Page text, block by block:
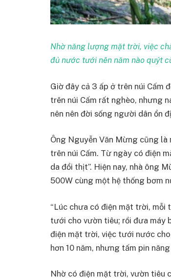
Nhờ năng lượng mặt trời, việc
đủ nước tưới nên năm nào quýt
Giờ đây cả 3 ấp ở trên núi Cấm
trên núi Cấm rất nghèo, nhưng
nên nên đời sống người dân ổn
Ông Nguyễn Văn Mừng cũng
trên núi Cấm. Từ ngày có điện
da đổi thịt”. Hiện nay, nhà ông
500W cùng một hệ thống bơm
“Lúc chưa có điện mặt trời,
tưới cho vườn tiêu; rồi đưa máy
điện mặt trời, việc tưới nước
hơn 10 năm, nhưng tấm pin
Nhờ có điện mặt trời, vườn tiêu